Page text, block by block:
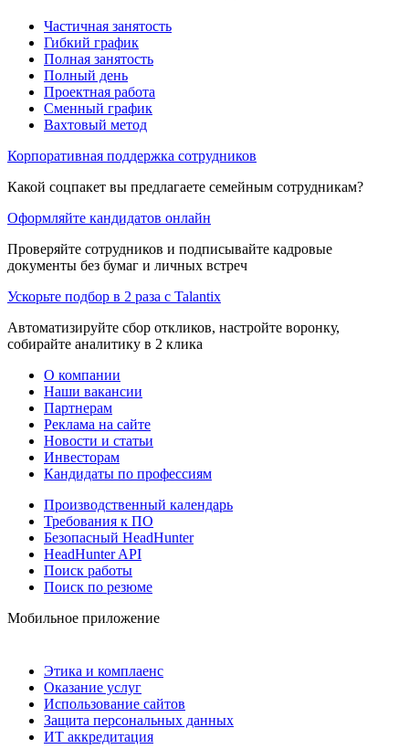
Частичная занятость
Гибкий график
Полная занятость
Полный день
Проектная работа
Сменный график
Вахтовый метод
Корпоративная поддержка сотрудников
Какой соцпакет вы предлагаете семейным сотрудникам?
Оформляйте кандидатов онлайн
Проверяйте сотрудников и подписывайте кадровые
документы без бумаг и личных встреч
Ускорьте подбор в 2 раза с Talantix
Автоматизируйте сбор откликов, настройте воронку,
собирайте аналитику в 2 клика
О компании
Наши вакансии
Партнерам
Реклама на сайте
Новости и статьи
Инвесторам
Кандидаты по профессиям
Производственный календарь
Требования к ПО
Безопасный HeadHunter
HeadHunter API
Поиск работы
Поиск по резюме
Мобильное приложение
Этика и комплаенс
Оказание услуг
Использование сайтов
Защита персональных данных
ИТ аккредитация